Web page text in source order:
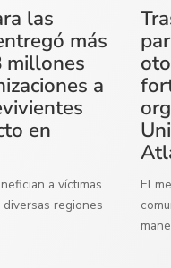
las
más
millones
a
en
a víctimas
regiones
El